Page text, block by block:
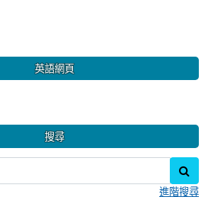
英語網頁
搜尋
進階搜尋